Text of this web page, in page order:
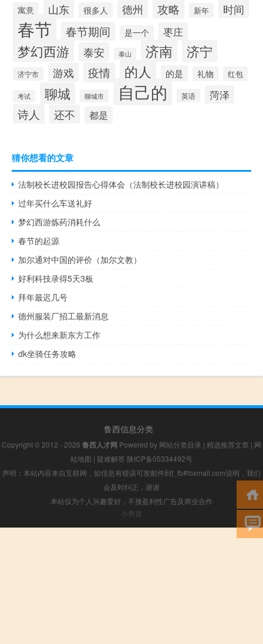
寓意 山东 很多人 德州 攻略 新年 时间
春节 春节期间 是一个 枣庄
梦幻西游 泰安 泰山 济南 济宁
济宁市 游戏 疫情 的人 的是 礼物 红包
考试 聊城 聊城市 自己的 英语 菏泽
诗人 还不 都是
猜你想看的文章
法制校长进校园报告心得体会（法制校长进校园演讲稿）
过年买什么车送礼好
梦幻西游炼药消耗什么
春节的起源
加尔通对中国的评价（加尔文教）
好利科技录得5天3板
拜年最迟几号
德州服装厂招工最新消息
为什么想来新东方工作
dk坐骑任务攻略
鲁西信息分类
Copyright © 2012 - 2026 鲁西人才网 Powered by 网站分类目录 | 精选推荐文章 | 网
站地图 | 疑难解答 陕ICP备05334492号
声明：本站内容来自互联网，如信息有错误可发邮件到f_fb#foxmail.com说明，我们
会及时纠正，谢谢
本站仅为个人兴趣爱好，不接盈利性广告及商业合作
小男孩